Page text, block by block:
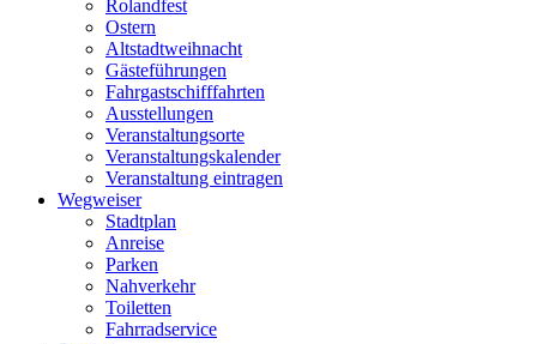
Rolandfest
Ostern
Altstadtweihnacht
Gästeführungen
Fahrgastschifffahrten
Ausstellungen
Veranstaltungsorte
Veranstaltungskalender
Veranstaltung eintragen
Wegweiser
Stadtplan
Anreise
Parken
Nahverkehr
Toiletten
Fahrradservice